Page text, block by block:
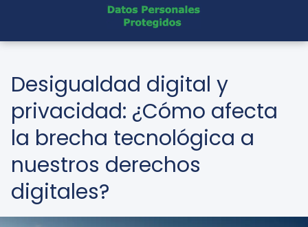
Desigualdad digital y
privacidad: ¿Cómo afecta
la brecha tecnológica a
nuestros derechos
digitales?